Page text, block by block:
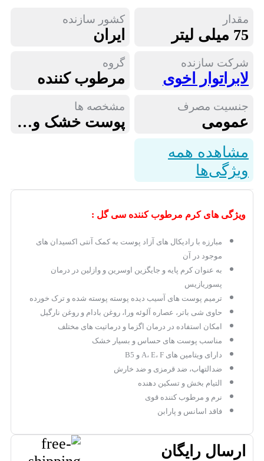
مقدار
75 میلی لیتر
کشور سازنده
ایران
شرکت سازنده
لابراتوار اخوی
گروه
مرطوب کننده
جنسیت مصرف
عمومی
مشخصه ها
پوست خشک و حساس
مشاهده همه
ویژگی‌ها
ویژگی های کرم مرطوب کننده سی گل :
مبارزه با رادیکال های آزاد پوست به کمک آنتی اکسیدان های
موجود در آن
به عنوان کرم پایه و جایگزین اوسرین و وازلین در درمان
پسوریازیس
ترمیم پوست های آسیب دیده پوسته پوسته شده و ترک خورده
حاوی شی باتر، عصاره آلوئه ورا، روغن بادام و روغن نارگیل
امکان استفاده در درمان اگزما و درماتیت های مختلف
مناسب پوست های حساس و بسیار خشک
دارای ویتامین های A، E، F و B5
ضدالتهاب، ضد قرمزی و ضد خارش
التیام بخش و تسکین دهنده
نرم و مرطوب کننده قوی
فاقد اسانس و پارابن
ارسال رایگان